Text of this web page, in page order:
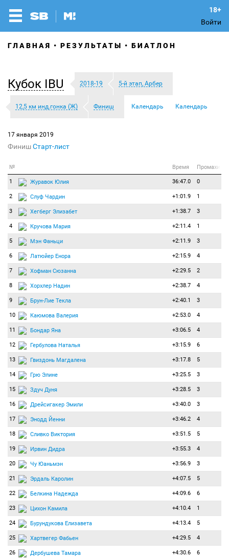
Войти
ГЛАВНАЯ РЕЗУЛЬТАТЫ БИАТЛОН
Кубок IBU 2018-19 5-й этап, Арбер
12,5 км инд.гонка (Ж) Финиш Календарь Календарь
17 января 2019
ФинишСтарт-лист
№ Время Промахи
1 Журавок Юлия 36:47.0 0
2 Слуф Чардин +1:01.9 1
3 Хегберг Элизабет +1:38.7 3
4 Кручова Мария +2:11.4 1
5 Мэн Фаньци +2:11.9 3
6 Латюйер Енора +2:15.9 4
7 Хофман Сюзанна +2:29.5 2
8 Хорхлер Надин +2:38.7 4
9 Брун-Лие Текла +2:40.1 3
10 Каюмова Валерия +2:53.0 4
11 Бондар Яна +3:06.5 4
12 Гербулова Наталья +3:15.9 6
13 Гвиздонь Магдалена +3:17.8 5
14 Грю Элине +3:25.5 3
15 Здуч Дуня +3:28.5 3
16 Дрейсигакер Эмили +3:40.0 3
17 Энодд Йенни +3:46.2 4
18 Сливко Виктория +3:51.5 5
19 Ирвин Дидра +3:55.3 4
20 Чу Юаньмэн +3:56.9 3
21 Эрдаль Каролин +4:07.5 5
22 Белкина Надежда +4:09.6 6
23 Цихон Камила +4:10.4 1
24 Бурундукова Елизавета +4:13.4 5
25 Хартвегер Фабьен +4:29.5 4
26 Дербушева Тамара +4:30.6 6